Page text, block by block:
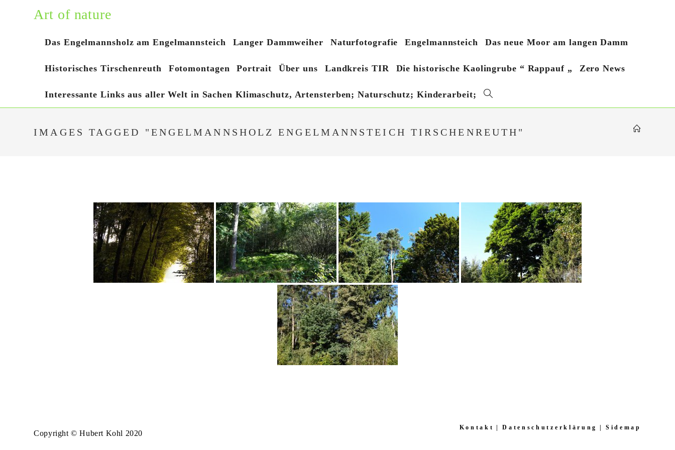
Art of nature
Das Engelmannsholz am Engelmannsteich Langer Dammweiher Naturfotografie Engelmannsteich Das neue Moor am langen Damm
Historisches Tirschenreuth Fotomontagen Portrait Über uns Landkreis TIR Die historische Kaolingrube “ Rappauf „ Zero News
Interessante Links aus aller Welt in Sachen Klimaschutz, Artensterben; Naturschutz; Kinderarbeit; Website-
IMAGES TAGGED "ENGELMANNSHOLZ ENGELMANNSTEICH TIRSCHENREUTH"
Kontakt Datenschutzerklärung Sidemap
Copyright © Hubert Kohl 2020